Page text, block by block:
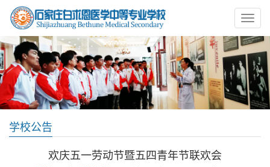
学校公告
欢庆五一劳动节暨五四青年节联欢会